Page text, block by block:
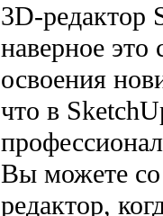
3D-редактор
наверное это
освоения
что в
Вы можете со
редактор,